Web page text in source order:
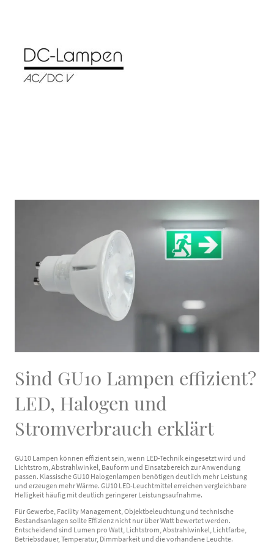
Sind GU10 Lampen effizient?
LED, Halogen und
Stromverbrauch erklärt
GU10 Lampen können effizient sein, wenn LED-Technik eingesetzt wird und
Lichtstrom, Abstrahlwinkel, Bauform und Einsatzbereich zur Anwendung
passen. Klassische GU10 Halogenlampen benötigen deutlich mehr Leistung
und erzeugen mehr Wärme. GU10 LED-Leuchtmittel erreichen vergleichbare
Helligkeit häufig mit deutlich geringerer Leistungsaufnahme.
Für Gewerbe, Facility Management, Objektbeleuchtung und technische
Bestandsanlagen sollte Effizienz nicht nur über Watt bewertet werden.
Entscheidend sind Lumen pro Watt, Lichtstrom, Abstrahlwinkel, Lichtfarbe,
Betriebsdauer, Temperatur, Dimmbarkeit und die vorhandene Leuchte.